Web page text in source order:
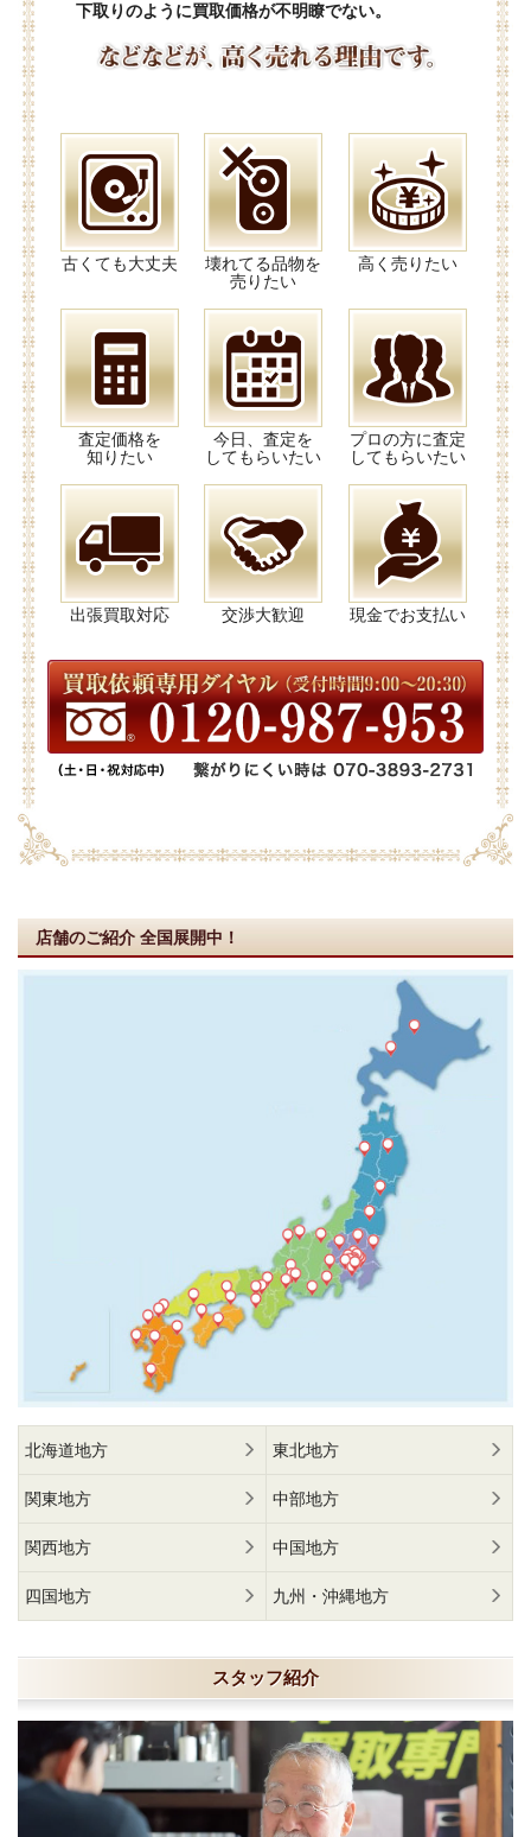
下取りのように買取価格が不明瞭でない。
古くても大丈夫
壊れてる品物を
売りたい
高く売りたい
査定価格を
知りたい
今日、査定を
してもらいたい
プロの方に査定
してもらいたい
出張買取対応 交渉大歓迎 現金でお支払い
店舗のご紹介 全国展開中！
北海道地方 東北地方
関東地方 中部地方
関西地方 中国地方
四国地方 九州・沖縄地方
スタッフ紹介